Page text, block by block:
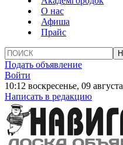
О нас
Афиша
Прайс
Подать объявление
Войти
10:12 воскресенье, 09 августа
Написать в редакцию